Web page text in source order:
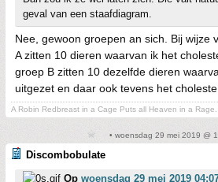
geval van een staafdiagram.
Nee, gewoon groepen an sich. Bij wijze
A zitten 10 dieren waarvan ik het
groep B zitten 10 dezelfde dieren
uitgezet en daar ook tevens het
A Robin Redbreast in a Cage Puts all Heaven in a Rage.
• woensdag 29 mei 2019 @
Discombobulate
Op woensdag 29 mei 2019